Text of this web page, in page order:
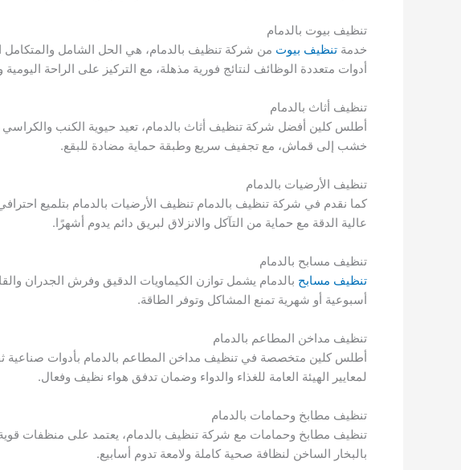
تنظيف بيوت بالدمام
خدمة تنظيف بيوت من شركة تنظيف بالدمام، هي الحل الشامل
أدوات متعددة الوظائف لنتائج فورية مذهلة، مع التركيز على الراحة
تنظيف أثاث بالدمام
أطلس كلين أفضل شركة تنظيف أثاث بالدمام، تعيد حيوية الكنب
خشب إلى قماش، مع تجفيف سريع وطبقة حماية مضادة للبقع.
تنظيف الأرضيات بالدمام
كما نقدم في شركة تنظيف بالدمام تنظيف الأرضيات بالدمام بتلميع
عالية الدقة مع حماية من التآكل والانزلاق لبريق دائم يدوم أشهرًا.
تنظيف مسابح بالدمام
تنظيف مسابح بالدمام يشمل توازن الكيماويات الدقيق وفرش الجدران
أسبوعية أو شهرية تمنع المشاكل وتوفر الطاقة.
تنظيف مداخن المطاعم بالدمام
أطلس كلين متخصصة في تنظيف مداخن المطاعم بالدمام بأدوات صناعية
لمعايير الهيئة العامة للغذاء والدواء وضمان تدفق هواء نظيف وفعال.
تنظيف مطابخ وحمامات بالدمام
تنظيف مطابخ وحمامات مع شركة تنظيف بالدمام، يعتمد على منظفات
بالبخار الساخن لنظافة صحية كاملة ولامعة تدوم أسابيع.